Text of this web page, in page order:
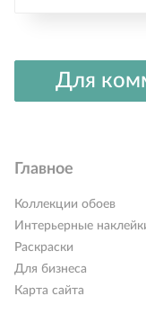
Для
Главное
Коллекции обоев
Интерьерные
Раскраски
Для бизнеса
Карта сайта